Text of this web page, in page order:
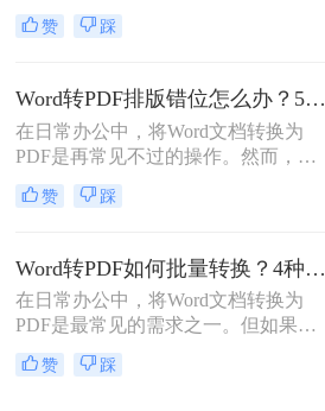
那么word怎么转pdf呢？
好，我是小编——一位深耕电脑办公
软件测评多年的IT博主。在日常工作
后格式错乱，还得手动调整，太折腾
了！”尤其对于职场办公人群和自媒
体创作者而言，Word转PDF的需求高
频且关键：报告提交、合同归档、内
容分发……任何格式失误都可能导致
专业形象受损。
赞 踩
Word转PDF排版错位怎么办？5种有效方法彻底解决排版错位问题！
在日常办公中，将Word文档转换为
PDF是再常见不过的操作。然而，很
多用户都遇到过这样的困扰：明明在
Word里排版整齐的文档，转成PDF后
偏、页码丢失等问题。尤其是在提交
重要报告、学术论文或投标文件时，
排版错位不仅影响美观，更可能让专
业形象大打折扣。那么word转pdf排版
错位怎么办？本文结合多年办公实战
经验，整理出5种经过验证的有效方
赞 踩
Word转PDF如何批量转换？4种高效方法详解！
在日常办公中，将Word文档转换为
PDF是最常见的需求之一。但如果你
手头有几十个甚至上百个Word文件需
要逐一转换，手动操作无疑会消耗大
赞 踩